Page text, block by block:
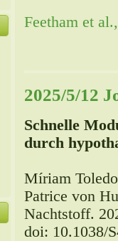
Feetham et
2025/5/12
Schnelle
durch
Míriam
Patrice von
Nachtstoff.
doi: 10.1038/